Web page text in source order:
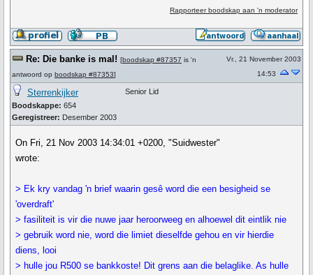
Rapporteer boodskap aan 'n moderator
Re: Die banke is mal! [boodskap #87357 is 'n
antwoord op boodskap #87353]
Vr., 21 November 2003
14:53
Sterrenkijker
Boodskappe: 654
Geregistreer: Desember 2003
Senior Lid
On Fri, 21 Nov 2003 14:34:01 +0200, "Suidwester"
wrote:
> Ek kry vandag 'n brief waarin gesê word die een besigheid se
'overdraft'
> fasiliteit is vir die nuwe jaar heroorweeg en alhoewel dit eintlik nie
> gebruik word nie, word die limiet dieselfde gehou en vir hierdie
diens, looi
> hulle jou R500 se bankkoste! Dit grens aan die belaglike. As hulle